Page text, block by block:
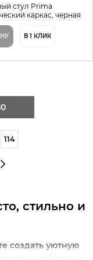
стул Prima
каркас, черная
В 1 КЛИК
114
стильно и
создать уютную